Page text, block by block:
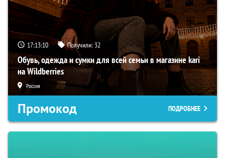
17:13:09 Получили: 32
Обувь, одежда и сумки для всей семьи в магазине kari
на Wildberries
Россия
Промокод ПОДРОБНЕЕ